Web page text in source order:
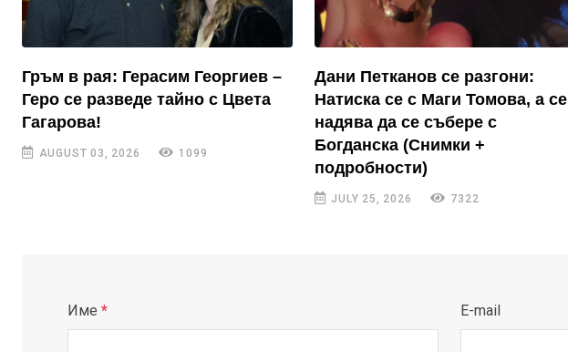
Гръм в рая: Герасим Георгиев –
Геро се разведе тайно с Цвета
Гагарова!
AUGUST 03, 2026 1099
Дани Петканов се разгони:
Натиска се с Маги Томова, а се
надява да се събере с
Богданска (Снимки +
подробности)
JULY 25, 2026 7322
Име * E-mail